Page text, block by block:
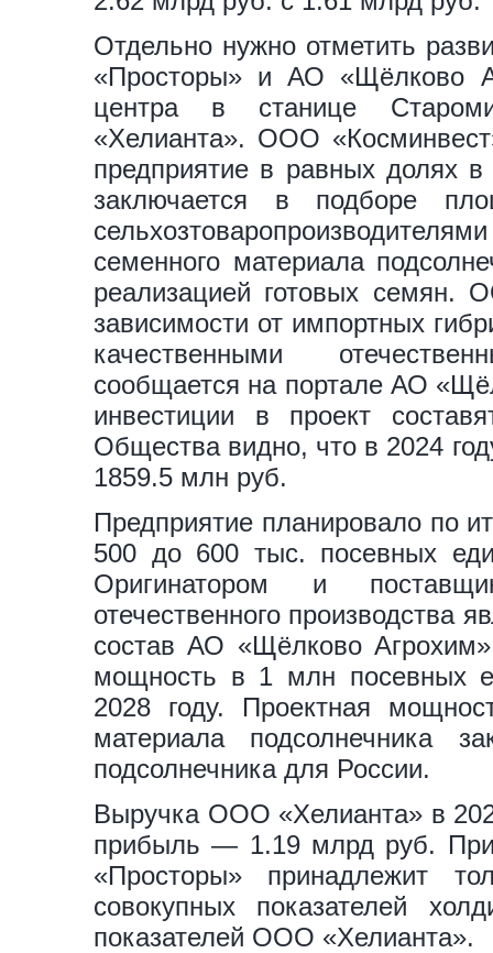
Отдельно нужно отметить
«Просторы» и АО «Щёлково
центра в станице
«Хелианта». ООО
предприятие в равных долях
заключается в подборе
семенного материала
реализацией готовых семян.
зависимости от импортных
качественными
сообщается на портале АО
инвестиции в проект
Общества видно, что в 2024
1859.5 млн руб.
Предприятие планировало по
500 до 600 тыс. посевных
Оригинатором и
отечественного производства
состав АО «Щёлково
мощность в 1 млн посевных
2028 году. Проектная
материала подсолнечника
подсолнечника для России.
Выручка ООО «Хелианта» в
прибыль — 1.19 млрд руб.
«Просторы» принадлежит
совокупных показателей
показателей ООО «Хелианта».